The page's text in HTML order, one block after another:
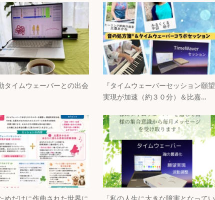
タイムウェーバーとの出会
『タイムウェーバーセッション願望
実現が加速（約３０分）＆比嘉…
めだけに作曲された世界に
「私の人生に大きな障害となってい